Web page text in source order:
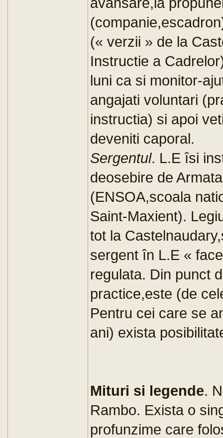
(« verzii » de la
Instructie a
luni ca si monitor-
angajati voluntari
instructia) si apoi
deveniti caporal.
Sergentul. L.E îsi
deosebire de
(ENSOA,scoala
Saint-Maxient).
tot la
sergent în L.E «
regulata. Din punct
practice,este (de
Pentru cei care se
ani) exista
Mituri si legende.
Rambo. Exista o
profunzime care